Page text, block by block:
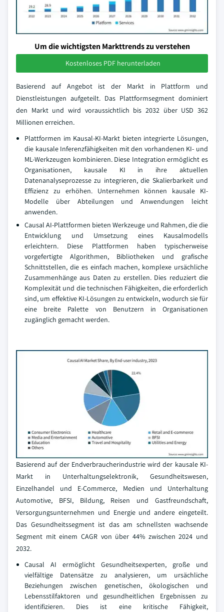
Um die wichtigsten Markttrends zu verstehen
Kostenloses PDF herunterladen
Basierend auf Angebot ist der Markt in Plattform und
Dienstleistungen aufgeteilt. Das Plattformsegment dominiert
den Markt und wird voraussichtlich bis 2032 über USD 362
Millionen erreichen.
Plattformen im Kausal-KI-Markt bieten integrierte Lösungen,
die kausale Inferenzfähigkeiten mit den vorhandenen KI- und
ML-Werkzeugen kombinieren. Diese Integration ermöglicht es
Organisationen, kausale KI in ihre aktuellen
Datenanalyseprozesse zu integrieren, die Skalierbarkeit und
Effizienz zu erhöhen. Unternehmen können kausale KI-
Modelle über Abteilungen und Anwendungen leicht
anwenden.
Causal AI-Plattformen bieten Werkzeuge und Rahmen, die die
Entwicklung und Umsetzung eines Kausalmodells
erleichtern. Diese Plattformen haben typischerweise
vorgefertigte Algorithmen, Bibliotheken und grafische
Schnittstellen, die es einfach machen, komplexe ursächliche
Zusammenhänge aus Daten zu erstellen. Dies reduziert die
Komplexität und die technischen Fähigkeiten, die erforderlich
sind, um effektive KI-Lösungen zu entwickeln, wodurch sie für
eine breite Palette von Benutzern in Organisationen
zugänglich gemacht werden.
Basierend auf der Endverbraucherindustrie wird der kausale KI-
Markt in Unterhaltungselektronik, Gesundheitswesen,
Einzelhandel und E-Commerce, Medien und Unterhaltung
Automotive, BFSI, Bildung, Reisen und Gastfreundschaft,
Versorgungsunternehmen und Energie und andere eingeteilt.
Das Gesundheitssegment ist das am schnellsten wachsende
Segment mit einem CAGR von über 44% zwischen 2024 und
2032.
Causal AI ermöglicht Gesundheitsexperten, große und
vielfältige Datensätze zu analysieren, um ursächliche
Beziehungen zwischen genetischen, ökologischen und
Lebensstilfaktoren und gesundheitlichen Ergebnissen zu
identifizieren. Dies ist eine kritische Fähigkeit,